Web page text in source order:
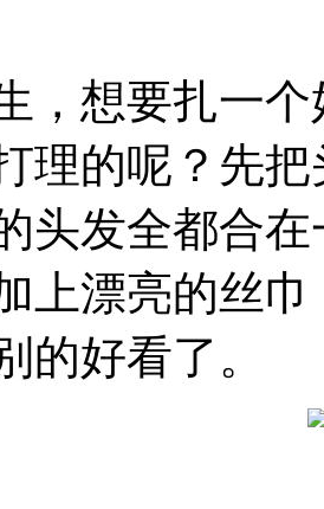
，想要扎一
理的呢？先
头发全都合
上漂亮的丝
的好看了。